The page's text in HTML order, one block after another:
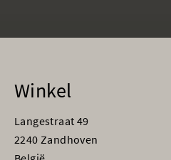
Winkel
Langestraat 49
2240 Zandhoven